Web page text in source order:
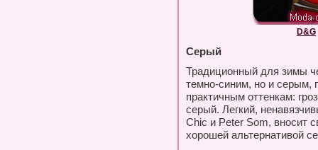
D&G
Серый
Традиционный для зимы
темно-синим, но и серым,
практичным оттенкам:
серый. Легкий,
Chic и Peter Som, вносит
хорошей альтернативой